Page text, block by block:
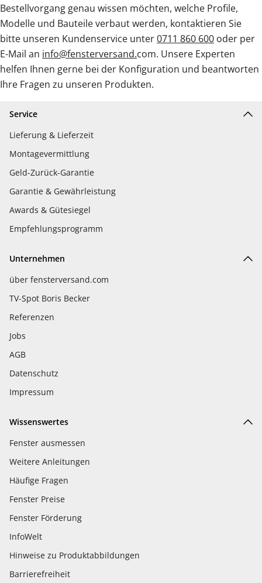
Bestellvorgang genau wissen möchten, welche Profile,
Modelle und Bauteile verbaut werden, kontaktieren Sie
bitte unseren Kundenservice unter0711 860 600 oder per
E-Mail an info@fensterversand.com. Unsere Experten
helfen Ihnen gerne bei der Konfiguration und beantworten
Ihre Fragen zu unseren Produkten.
Service
Lieferung & Lieferzeit
Montagevermittlung
Geld-Zurück-Garantie
Garantie & Gewährleistung
Awards & Gütesiegel
Empfehlungsprogramm
Unternehmen
über fensterversand.com
TV-Spot Boris Becker
Referenzen
Jobs
AGB
Datenschutz
Impressum
Wissenswertes
Fenster ausmessen
Weitere Anleitungen
Häufige Fragen
Fenster Preise
Fenster Förderung
InfoWelt
Hinweise zu Produktabbildungen
Barrierefreiheit